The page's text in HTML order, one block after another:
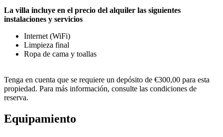
La villa incluye en el precio del alquiler las siguientes
instalaciones y servicios
Internet (WiFi)
Limpieza final
Ropa de cama y toallas
Tenga en cuenta que se requiere un depósito de €300,00 para esta
propiedad. Para más información, consulte las condiciones de
reserva.
Equipamiento